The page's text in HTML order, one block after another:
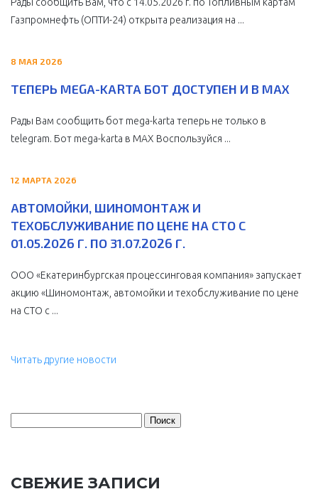
Рады сообщить Вам, что с 14.05.2026 г. по Топливным картам
Газпромнефть (ОПТИ-24) открыта реализация на ...
8 МАЯ 2026
ТЕПЕРЬ MEGA-KARTA БОТ ДОСТУПЕН И В MAX
Рады Вам сообщить бот mega-karta теперь не только в
telegram. Бот mega-karta в МАХ Воспользуйся ...
12 МАРТА 2026
АВТОМОЙКИ, ШИНОМОНТАЖ И
ТЕХОБСЛУЖИВАНИЕ ПО ЦЕНЕ НА СТО С
01.05.2026 Г. ПО 31.07.2026 Г.
ООО «Екатеринбургская процессинговая компания» запускает
акцию «Шиномонтаж, автомойки и техобслуживание по цене
на СТО с ...
Читать другие новости
СВЕЖИЕ ЗАПИСИ